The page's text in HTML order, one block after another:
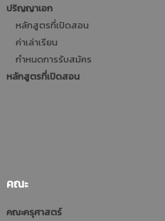
ปริญญาเอก
หลักสูตรที่เปิดสอน
ค่าเล่าเรียน
กำหนดการรับสมัคร
หลักสูตรที่เปิดสอน
คณะ
คณะครุศาสตร์